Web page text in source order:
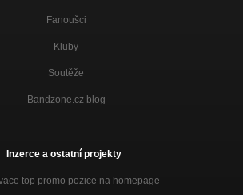
Fanoušci
Kluby
Soutěže
Bandzone.cz blog
Inzerce a ostatní projekty
top promo pozice na homepage